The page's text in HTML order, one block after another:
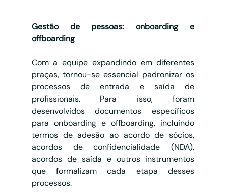
Gestão de pessoas: onboarding e
offboarding
Com a equipe expandindo em diferentes
praças, tornou-se essencial padronizar os
processos de entrada e saída de
profissionais. Para isso, foram
desenvolvidos documentos específicos
para onboarding e offboarding, incluindo
termos de adesão ao acordo de sócios,
acordos de confidencialidade (NDA),
acordos de saída e outros instrumentos
que formalizam cada etapa desses
processos.